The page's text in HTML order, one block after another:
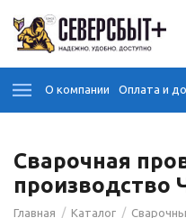
О компании Оплата и
Сварочная
производство
Главная / Каталог /